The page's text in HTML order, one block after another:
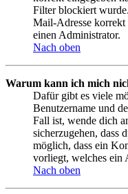
Filter blockiert
Mail-Adresse korrekt
einen Administrator.
Nach oben
Warum kann ich mich
Dafür gibt es viele
Benutzername und
Fall ist, wende dich
sicherzugehen, dass
möglich, dass ein
vorliegt, welches ein
Nach oben